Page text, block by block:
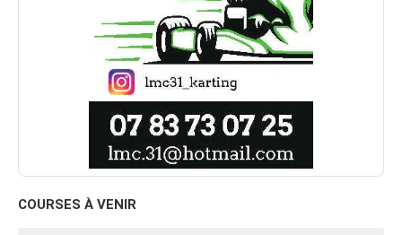
COURSES À VENIR